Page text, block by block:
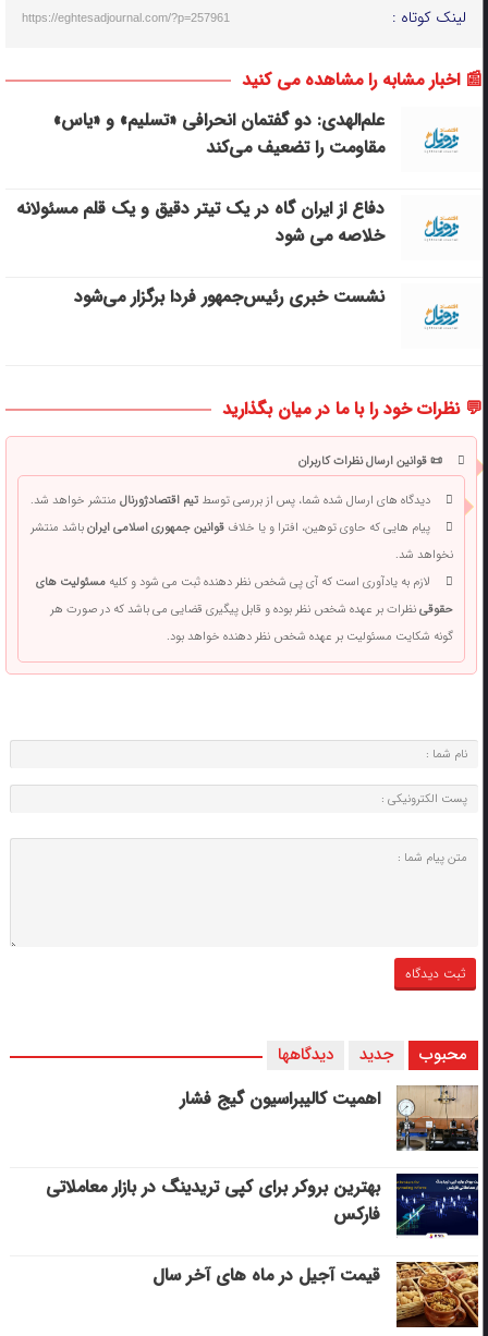
لینک کوتاه : https://eghtesadjournal.com/?p=257961
📰 اخبار مشابه را مشاهده می کنید
علم‌الهدی: دو گفتمان انحرافی «تسلیم» و «یاس»
مقاومت را تضعیف می‌کند
دفاع از ایران گاه در یک تیتر دقیق و یک قلم مسئولانه
خلاصه می شود
نشست خبری رئیس‌جمهور فردا برگزار می‌شود
💬 نظرات خود را با ما در میان بگذارید
📜 قوانین ارسال نظرات کاربران
دیدگاه های ارسال شده شما، پس از بررسی توسطتیم اقتصادژورنالمنتشر خواهد شد.
پیام هایی که حاوی توهین، افترا و یا خلافقوانین جمهوری اسلامی ایرانباشد منتشر
نخواهد شد.
لازم به یادآوری است که آی پی شخص نظر دهنده ثبت می شود و کلیهمسئولیت های
حقوقینظرات بر عهده شخص نظر بوده و قابل پیگیری قضایی می باشد که در صورت هر
گونه شکایت مسئولیت بر عهده شخص نظر دهنده خواهد بود.
محبوب جدید دیدگاهها
اهمیت کالیبراسیون گیج فشار
بهترین بروکر برای کپی‌ تریدینگ در بازار معاملاتی
فارکس
قیمت آجیل در ماه های آخر سال